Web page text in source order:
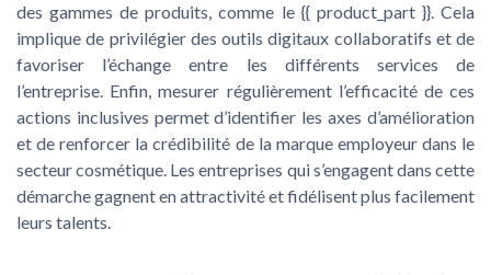
des gammes de produits, comme le {{ product_part }}. Cela
implique de privilégier des outils digitaux collaboratifs et de
favoriser l’échange entre les différents services de
l’entreprise. Enfin, mesurer régulièrement l’efficacité de ces
actions inclusives permet d’identifier les axes d’amélioration
et de renforcer la crédibilité de la marque employeur dans le
secteur cosmétique. Les entreprises qui s’engagent dans cette
démarche gagnent en attractivité et fidélisent plus facilement
leurs talents.